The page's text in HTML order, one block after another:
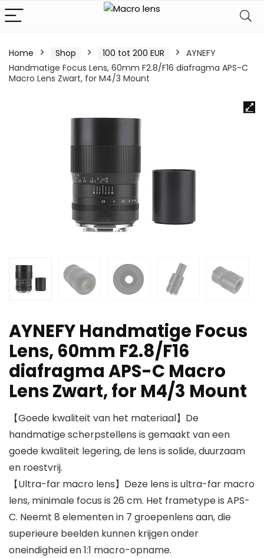
Home Shop 100 tot 200 EUR
AYNEFY
Handmatige Focus Lens, 60mm F2.8/F16 diafragma APS-C
Macro Lens Zwart, for M4/3 Mount
AYNEFY Handmatige Focus
Lens, 60mm F2.8/F16
diafragma APS-C Macro
Lens Zwart, for M4/3 Mount
【Goede kwaliteit van het materiaal】De
handmatige scherpstellens is gemaakt van een
goede kwaliteit legering, de lens is solide, duurzaam
en roestvrij.
【Ultra-far macro lens】Deze lens is ultra-far macro
lens, minimale focus is 26 cm. Het frametype is APS-
C. Neemt 8 elementen in 7 groepenlens aan, die
superieure beelden kunnen krijgen onder
oneindigheid en 1:1 macro-opname.